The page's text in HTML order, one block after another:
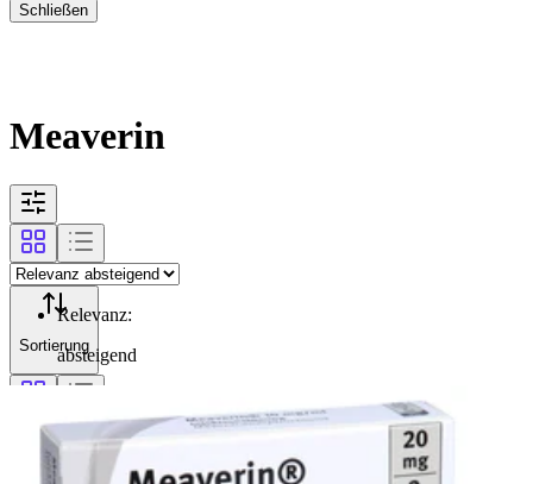
Schließen
Meaverin
Sortierung
Filterung
Relevanz:
absteigend